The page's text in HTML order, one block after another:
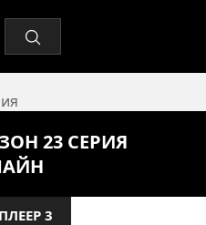
23 СЕРИЯ
ПЛЕЕР 3